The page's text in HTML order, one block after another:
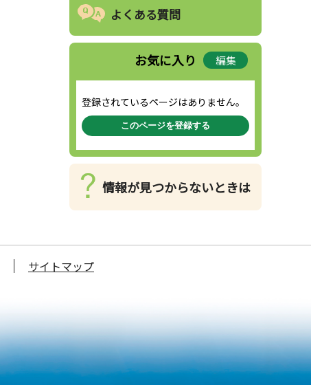
よくある質問
お気に入り 編集
登録されているページはありません。
このページを登録する
情報が見つからないときは
サイトマップ